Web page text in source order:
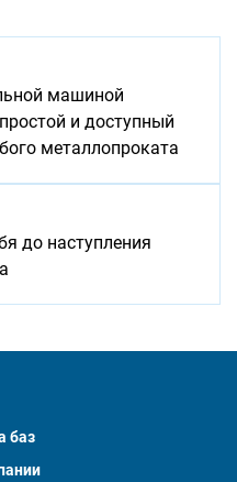
машиной
и доступный
металлопроката
до наступления
баз